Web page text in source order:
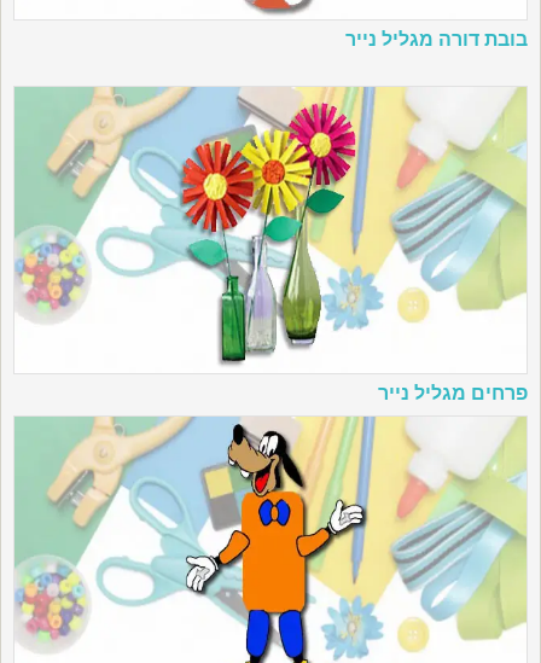
בובת דורה מגליל נייר
פרחים מגליל נייר